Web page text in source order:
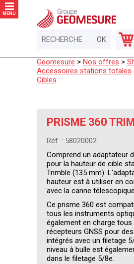
MENU
Geomesure > Nos offres >
Accessoires stations totales
Cibles
PRISME 360
Réf. : 58020002
Comprend un adaptateur
pour la hauteur de cible
Trimble (135 mm).
hauteur est à utiliser en
avec la canne
Ce prisme 360 est
tous les instruments
également en charge tous
récepteurs GNSS pour
intégrés avec un filetage
niveau à bulle est
dans le filetage 5/8e.
Panneau de gestion des cookies